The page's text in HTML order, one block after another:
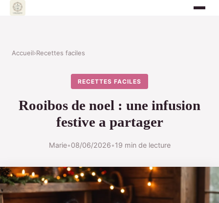
Accueil›Recettes faciles
RECETTES FACILES
Rooibos de noel : une infusion
festive a partager
Marie•08/06/2026•19 min de lecture